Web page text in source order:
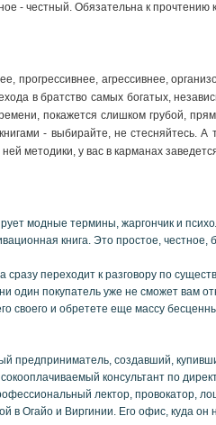
- честный. Обязательна к
прогрессивнее, агрессивнее,
в братство самых богатых,
покажется слишком грубой,
- выбирайте, не
методики, у вас в карманах
модные термины, жаргончик и
книга. Это простое, честное,
переходит к разговору по
один покупатель уже не сможет вам
своего и обретете еще массу
предприниматель, создавший,
консультант по
лектор, провокатор,
Огайо и Виргинии. Его офис, куда он